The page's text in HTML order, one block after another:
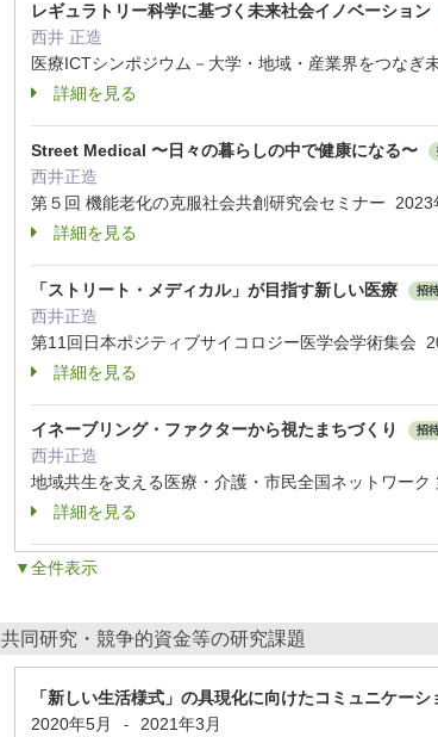
レギュラトリー科学に基づく未来社会イノベーション
西井 正造
医療ICTシンポジウム－大学・地域・産業界をつな
詳細を見る
Street Medical 〜日々の暮らしの中で健康になる〜
西井正造
第５回 機能老化の克服社会共創研究会セミナー 2023
詳細を見る
「ストリート・メディカル」が目指す新しい医療 招
西井正造
第11回日本ポジティブサイコロジー医学会学術集会
詳細を見る
イネーブリング・ファクターから視たまちづくり 招
西井正造
地域共生を支える医療・介護・市民全国ネットワー
詳細を見る
▼全件表示
共同研究・競争的資金等の研究課題
「新しい生活様式」の具現化に向けたコミュニケー
2020年5月
- 2021年3月